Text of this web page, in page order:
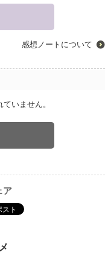
感想ノートについて
いません。
ア